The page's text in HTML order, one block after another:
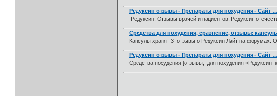
Редуксин отзывы - Препараты для похудения - Сайт …
Редуксин. Отзывы врачей и пациентов. Редуксин
Средства для похудения, сравнение, отзывы:
Капсулы хранят 3 отзывы о Редуксин Лайт на форумах.
Редуксин отзывы - Препараты для похудения - Сайт …
Средства похудения [отзывы, для похудения «Редуксин